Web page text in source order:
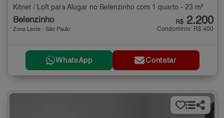
Kitnet / Loft para Alugar no Belenzinho com 1 quarto - 23 m²
Belenzinho
Zona Leste - São Paulo
R$ 2.200
Condomínio: R$ 400
WhatsApp Contatar